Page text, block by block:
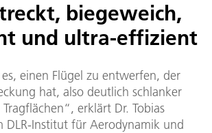
biegeweich,
und ultra-effizient
einen Flügel zu entwerfen, der
hat, also deutlich schlanker
erklärt Dr. Tobias
DLR-Institut für Aerodynamik und